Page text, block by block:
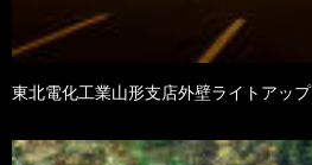
東北電化工業山形支店外壁ライトアップ